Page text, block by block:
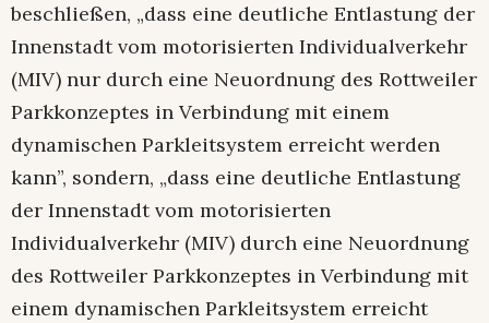
beschließen, „dass eine deutliche Entlastung der
Innenstadt vom motorisierten Individualverkehr
(MIV) nur durch eine Neuordnung des Rottweiler
Parkkonzeptes in Verbindung mit einem
dynamischen Parkleitsystem erreicht werden
kann”, sondern, „dass eine deutliche Entlastung
der Innenstadt vom motorisierten
Individualverkehr (MIV) durch eine Neuordnung
des Rottweiler Parkkonzeptes in Verbindung mit
einem dynamischen Parkleitsystem erreicht